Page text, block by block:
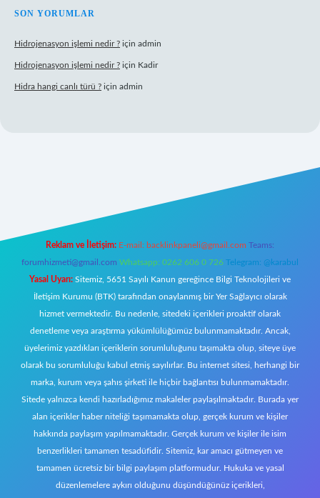
SON YORUMLAR
Hidrojenasyon işlemi nedir ? için admin
Hidrojenasyon işlemi nedir ? için Kadir
Hidra hangi canlı türü ? için admin
Reklam ve İletişim: E-mail: backlinkpaneli@gmail.com Teams:
forumhizmeti@gmail.com Whatsapp: 0262 606 0 726 Telegram: @karabul
Yasal Uyarı: Sitemiz, 5651 Sayılı Kanun gereğince Bilgi Teknolojileri ve
İletişim Kurumu (BTK) tarafından onaylanmış bir Yer Sağlayıcı olarak
hizmet vermektedir. Bu nedenle, sitedeki içerikleri proaktif olarak
denetleme veya araştırma yükümlülüğümüz bulunmamaktadır. Ancak,
üyelerimiz yazdıkları içeriklerin sorumluluğunu taşımakta olup, siteye üye
olarak bu sorumluluğu kabul etmiş sayılırlar. Bu internet sitesi, herhangi bir
marka, kurum veya şahıs şirketi ile hiçbir bağlantısı bulunmamaktadır.
Sitede yalnızca kendi hazırladığımız makaleler paylaşılmaktadır. Burada yer
alan içerikler haber niteliği taşımamakta olup, gerçek kurum ve kişiler
hakkında paylaşım yapılmamaktadır. Gerçek kurum ve kişiler ile isim
benzerlikleri tamamen tesadüfidir. Sitemiz, kar amacı gütmeyen ve
tamamen ücretsiz bir bilgi paylaşım platformudur. Hukuka ve yasal
düzenlemelere aykırı olduğunu düşündüğünüz içerikleri,